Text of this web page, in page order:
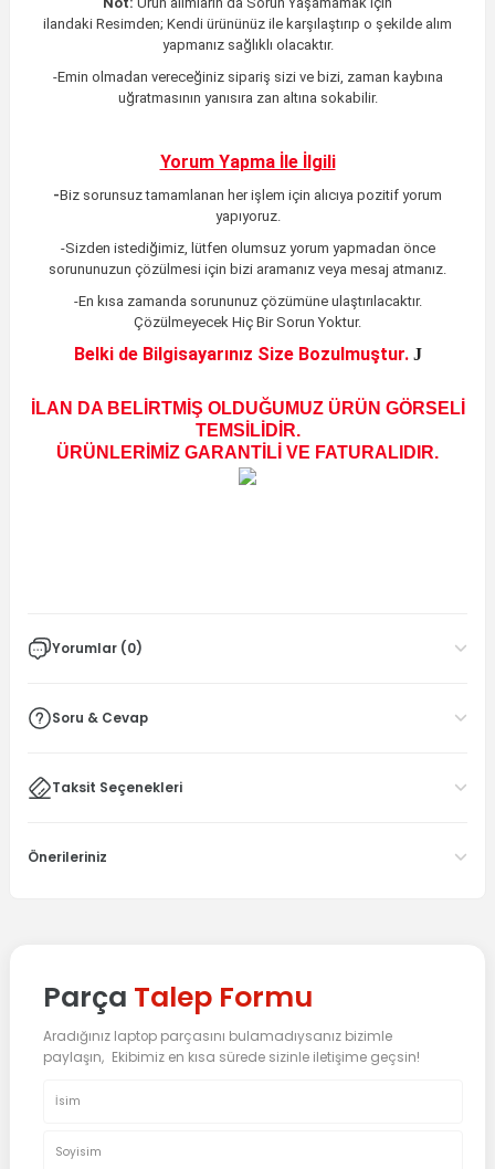
ilandaki Resimden; Kendi ürününüz ile karşılaştırıp o şekilde alım
yapmanız sağlıklı olacaktır.
-Emin olmadan vereceğiniz sipariş sizi ve bizi, zaman kaybına
uğratmasının yanısıra zan altına sokabilir.
Yorum Yapma İle İlgili
-Biz sorunsuz tamamlanan her işlem için alıcıya pozitif yorum
yapıyoruz.
-Sizden istediğimiz, lütfen olumsuz yorum yapmadan önce
sorununuzun çözülmesi için bizi aramanız veya mesaj atmanız.
-En kısa zamanda sorununuz çözümüne ulaştırılacaktır.
Çözülmeyecek Hiç Bir Sorun Yoktur.
Belki de Bilgisayarınız Size Bozulmuştur. J
İLAN DA BELİRTMİŞ OLDUĞUMUZ ÜRÜN GÖRSELİ
TEMSİLİDİR.
ÜRÜNLERİMİZ GARANTİLİ VE FATURALIDIR.
Yorumlar (0)
Soru & Cevap
Taksit Seçenekleri
Önerileriniz
Parça Talep Formu
Aradığınız laptop parçasını bulamadıysanız bizimle
paylaşın, Ekibimiz en kısa sürede sizinle iletişime geçsin!